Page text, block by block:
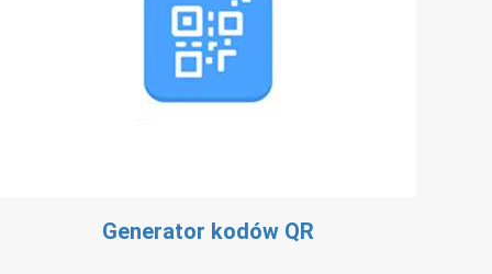
Generator kodów QR